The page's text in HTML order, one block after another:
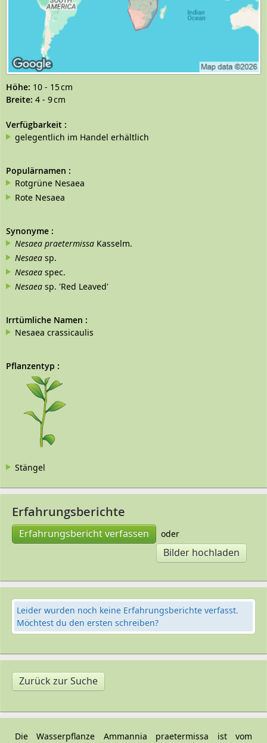
Höhe: 10 - 15 cm
Breite: 4 - 9 cm
Verfügbarkeit :
gelegentlich im Handel erhältlich
Populärnamen :
Rotgrüne Nesaea
Rote Nesaea
Synonyme :
Nesaea praetermissa Kasselm.
Nesaea sp.
Nesaea spec.
Nesaea sp. 'Red Leaved'
Irrtümliche Namen :
Nesaea crassicaulis
Pflanzentyp :
Stängel
Erfahrungsberichte
Erfahrungsbericht verfassen oder
Bilder hochladen
Leider wurden noch keine Erfahrungsberichte verfasst.
Möchtest du den ersten schreiben?
Zurück zur Suche
Die Wasserpflanze Ammannia praetermissa ist vom